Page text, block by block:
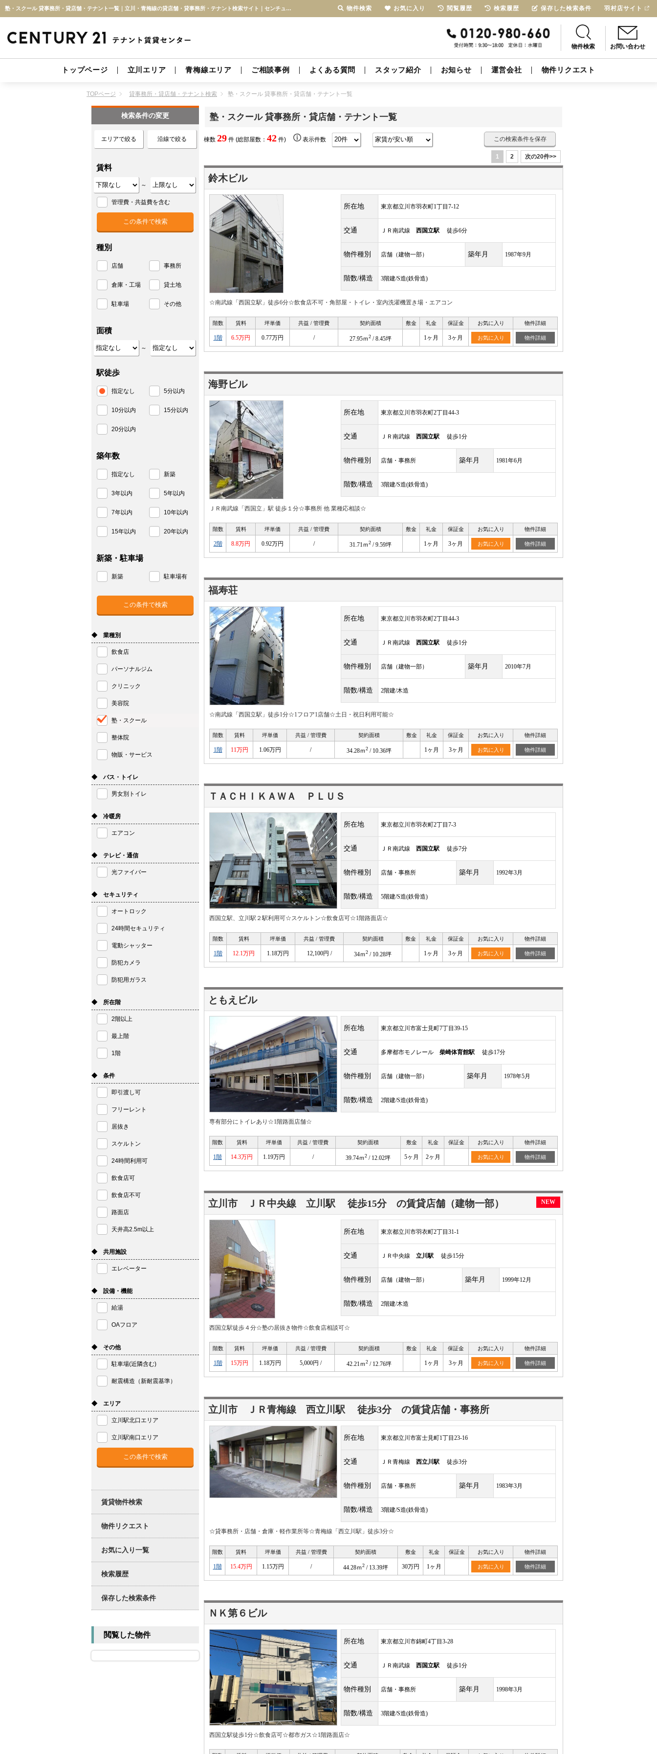
塾・スクール 貸事務所・貸店舗・テナント一覧｜立川・青梅線の貸店舗・貸事務所・テナント検索サイト｜センチュリー21テナント賃貸センター
物件検索 お問い合わせ
トップページ 立川エリア 青梅線エリア ご相談事例 よくある質問 スタッフ紹介 お知らせ 運営会社 物件リクエスト
TOPページ 貸事務所・貸店舗・テナント検索 塾・スクール 貸事務所・貸店舗・テナント一覧
塾・スクール 貸事務所・貸店舗・テナント一覧
棟数 29 件 (総部屋数： 42 件) 表示件数 この検索条件を保存
1 2 次の20件>>
鈴木ビル
所在地 東京都立川市羽衣町1丁目7-12
交通 ＪＲ南武線 西国立駅 徒歩6分
物件種別 店舗（建物一部） 築年月 1987年9月
階数/構造 3階建/S造(鉄骨造)
☆南武線「西国立駅」徒歩6分☆飲食店不可・角部屋・トイレ・室内洗濯機置き場・エアコン
階数 賃料 坪単価 共益 / 管理費 契約面積 敷金 礼金 保証金 お気に入り 物件詳細
1階 6.5万円 0.77万円 / 27.95ｍ2/ 8.45坪 1ヶ月 3ヶ月 お気に入り 物件詳細
海野ビル
所在地 東京都立川市羽衣町2丁目44-3
交通 ＪＲ南武線 西国立駅 徒歩1分
物件種別 店舗・事務所 築年月 1981年6月
階数/構造 3階建/S造(鉄骨造)
ＪＲ南武線「西国立」駅 徒歩１分☆事務所 他 業種応相談☆
階数 賃料 坪単価 共益 / 管理費 契約面積 敷金 礼金 保証金 お気に入り 物件詳細
2階 8.8万円 0.92万円 / 31.71ｍ2/ 9.59坪 1ヶ月 3ヶ月 お気に入り 物件詳細
福寿荘
所在地 東京都立川市羽衣町2丁目44-3
交通 ＪＲ南武線 西国立駅 徒歩1分
物件種別 店舗（建物一部） 築年月 2010年7月
階数/構造 2階建/木造
☆南武線「西国立駅」徒歩1分☆1フロア1店舗☆土日・祝日利用可能☆
階数 賃料 坪単価 共益 / 管理費 契約面積 敷金 礼金 保証金 お気に入り 物件詳細
1階 11万円 1.06万円 / 34.28ｍ2/ 10.36坪 1ヶ月 3ヶ月 お気に入り 物件詳細
ＴＡＣＨＩＫＡＷＡ ＰＬＵＳ
所在地 東京都立川市羽衣町2丁目7-3
交通 ＪＲ南武線 西国立駅 徒歩7分
物件種別 店舗・事務所 築年月 1992年3月
階数/構造 5階建/S造(鉄骨造)
西国立駅、立川駅２駅利用可☆スケルトン☆飲食店可☆1階路面店☆
階数 賃料 坪単価 共益 / 管理費 契約面積 敷金 礼金 保証金 お気に入り 物件詳細
1階 12.1万円 1.18万円 12,100円 / 34ｍ2 / 10.28坪 1ヶ月 3ヶ月 お気に入り 物件詳細
ともえビル
所在地 東京都立川市富士見町7丁目39-15
交通 多摩都市モノレール 柴崎体育館駅 徒歩17分
物件種別 店舗（建物一部） 築年月 1978年5月
階数/構造 2階建/S造(鉄骨造)
専有部分にトイレあり☆1階路面店舗☆
階数 賃料 坪単価 共益 / 管理費 契約面積 敷金 礼金 保証金 お気に入り 物件詳細
1階 14.3万円 1.19万円 / 39.74ｍ2 / 12.02坪 5ヶ月 2ヶ月 お気に入り 物件詳細
立川市 ＪＲ中央線 立川駅 徒歩15分 の賃貸店舗（建物一部） NEW
所在地 東京都立川市羽衣町2丁目31-1
交通 ＪＲ中央線 立川駅 徒歩15分
物件種別 店舗（建物一部） 築年月 1999年12月
階数/構造 2階建/木造
西国立駅徒歩４分☆塾の居抜き物件☆飲食店相談可☆
階数 賃料 坪単価 共益 / 管理費 契約面積 敷金 礼金 保証金 お気に入り 物件詳細
1階 15万円 1.18万円 5,000円 / 42.21ｍ2/ 12.76坪 1ヶ月 3ヶ月 お気に入り 物件詳細
立川市 ＪＲ青梅線 西立川駅 徒歩3分 の賃貸店舗・事務所
所在地 東京都立川市富士見町1丁目23-16
交通 ＪＲ青梅線 西立川駅 徒歩3分
物件種別 店舗・事務所 築年月 1983年3月
階数/構造 3階建/S造(鉄骨造)
☆貸事務所・店舗・倉庫・軽作業所等☆青梅線「西立川駅」徒歩3分☆
階数 賃料 坪単価 共益 / 管理費 契約面積 敷金 礼金 保証金 お気に入り 物件詳細
1階 15.4万円 1.15万円 / 44.28ｍ2 / 13.39坪 30万円 1ヶ月 お気に入り 物件詳細
ＮＫ第６ビル
所在地 東京都立川市錦町4丁目3-28
交通 ＪＲ南武線 西国立駅 徒歩1分
物件種別 店舗・事務所 築年月 1998年3月
階数/構造 3階建/S造(鉄骨造)
西国立駅徒歩1分☆飲食店可☆都市ガス☆1階路面店☆
検索条件の変更
エリアで絞る 沿線で絞る
賃料
～
管理費・共益費を含む
種別
店舗 事務所
倉庫・工場 貸土地
駐車場 その他
面積
～
駅徒歩
指定なし 5分以内
10分以内 15分以内
20分以内
築年数
指定なし 新築
3年以内 5年以内
7年以内 10年以内
15年以内 20年以内
新築・駐車場
新築 駐車場有
◆ 業種別
飲食店
パーソナルジム
クリニック
美容院
塾・スクール
整体院
物販・サービス
◆ バス・トイレ
男女別トイレ
◆ 冷暖房
エアコン
◆ テレビ・通信
光ファイバー
◆ セキュリティ
オートロック
24時間セキュリティ
電動シャッター
防犯カメラ
防犯用ガラス
◆ 所在階
2階以上
最上階
1階
◆ 条件
即引渡し可
フリーレント
居抜き
スケルトン
24時間利用可
飲食店可
飲食店不可
路面店
天井高2.5m以上
◆ 共用施設
エレベーター
◆ 設備・機能
給湯
OAフロア
◆ その他
駐車場(近隣含む)
耐震構造（新耐震基準）
◆ エリア
立川駅北口エリア
立川駅南口エリア
賃貸物件検索
物件リクエスト
お気に入り一覧
検索履歴
保存した検索条件
閲覧した物件
物件検索 お気に入り 閲覧履歴 検索履歴 保存した検索条件 羽村店サイト